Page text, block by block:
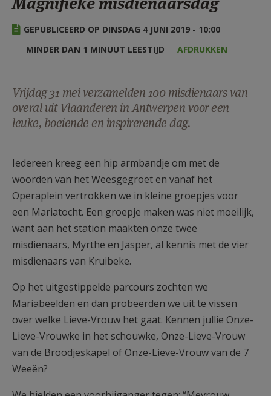
AANMELDEN OF REGISTREREN
GEPUBLICEERD OP DINSDAG 4 JUNI 2019 - 10:00
MINDER DAN 1 MINUUT LEESTIJD
AFDRUKKEN
Vrijdag 31 mei verzamelden 100 misdienaars van
overal uit Vlaanderen in Antwerpen voor een
leuke, boeiende en inspirerende dag.
Iedereen kreeg een hip armbandje om met de
woorden van het Weesgegroet en vanaf het
Operaplein vertrokken we in kleine groepjes voor
een Mariatocht. Een groepje maken was niet moeilijk,
want aan het station maakten onze twee
misdienaars, Myrthe en Jasper, al kennis met de vier
misdienaars van Kruibeke.
Op het uitgestippelde parcours zochten we
Mariabeelden en dan probeerden we uit te vissen
over welke Lieve-Vrouw het gaat. Kennen jullie Onze-
Lieve-Vrouwke in het schouwke, Onze-Lieve-Vrouw
van de Broodjeskapel of Onze-Lieve-Vrouw van de 7
Weeën?